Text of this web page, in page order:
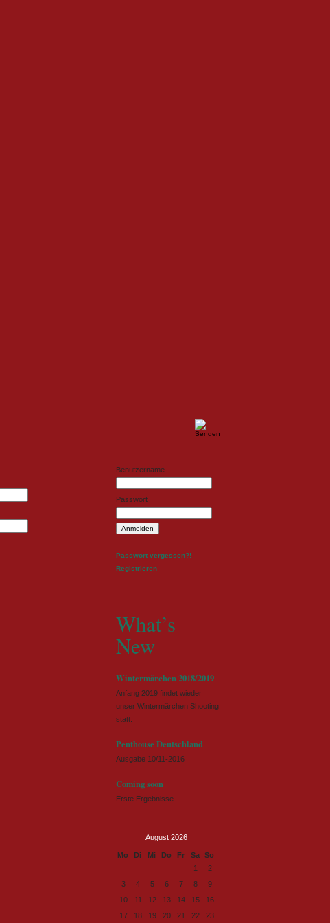
Benutzername
Passwort
Passwort vergessen?!
Registrieren
What’s
New
Wintermärchen 2018/2019
Anfang 2019 findet wieder
unser Wintermärchen Shooting
statt.
Penthouse Deutschland
Ausgabe 10/11-2016
Coming soon
Erste Ergebnisse
August 2026
Montag
Dienstag
Mittwoch
Donnerstag
Freitag
Samstag
Sonntag
1
2
3
4 5 6 7 8
9
10
11 12 13 14 15
16
17
18 19 20 21 22 23